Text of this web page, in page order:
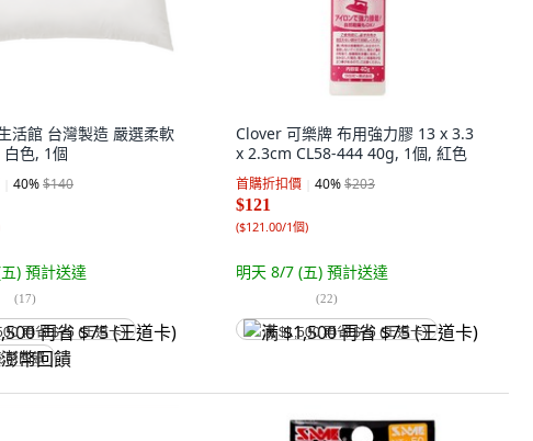
活館 台灣製造 嚴選柔軟
色, 1個
40%$140
) 預計送達
(17)
再省 $75 (王道卡)
幣回饋
Clover 可樂牌 布用強力膠 13 x 3.3
x 2.3cm CL58-444 40g, 1個, 紅色
首購折扣價 40%$203
$121
($121.00/1個)
明天 8/7 (五) 預計送達
(22)
满 $1,500 再省 $75 (王道卡)